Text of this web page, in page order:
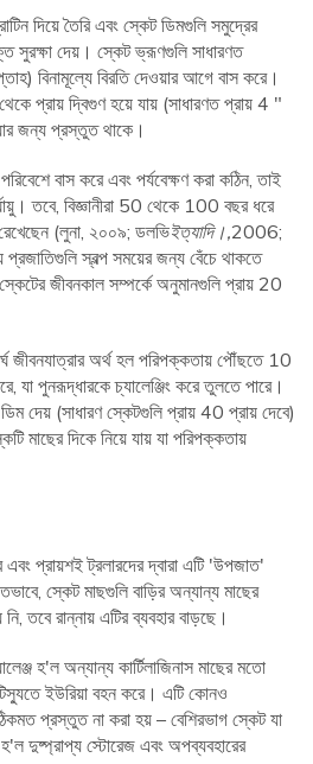
দিয়ে তৈরি এবং স্কেট ডিমগুলি সমুদ্রের
সুরক্ষা দেয়। স্কেট ভ্রূণগুলি সাধারণত
বিনামূল্যে বিরতি দেওয়ার আগে বাস করে।
প্রায় দ্বিগুণ হয়ে যায় (সাধারণত প্রায় 4 ″
জন্য প্রস্তুত থাকে।
বাস করে এবং পর্যবেক্ষণ করা কঠিন, তাই
তবে, বিজ্ঞানীরা 50 থেকে 100 বছর ধরে
(লুনা, ২০০৯; ডলভিইত্যাদি।,2006;
স্বল্প সময়ের জন্য বেঁচে থাকতে
জীবনকাল সম্পর্কে অনুমানগুলি প্রায় 20
জীবনযাত্রার অর্থ হল পরিপক্কতায় পৌঁছতে 10
যা পুনরূদ্ধারকে চ্যালেঞ্জিং করে তুলতে পারে।
দেয় (সাধারণ স্কেটগুলি প্রায় 40 প্রায় দেবে)
মাছের দিকে নিয়ে যায় যা পরিপক্কতায়
প্রায়শই ট্রলারদের দ্বারা এটি 'উপজাত'
স্কেট মাছগুলি বাড়ির অন্যান্য মাছের
তবে রান্নায় এটির ব্যবহার বাড়ছে।
হ'ল অন্যান্য কার্টিলাজিনাস মাছের মতো
ইউরিয়া বহন করে। এটি কোনও
প্রস্তুত না করা হয় – বেশিরভাগ স্কেট যা
দুষ্প্রাপ্য স্টোরেজ এবং অপব্যবহারের